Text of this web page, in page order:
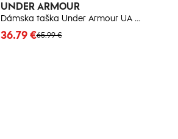
UNDER ARMOUR
Dámska taška Under Armour UA Studio Lite Duffle
65.99 €
36.79 €